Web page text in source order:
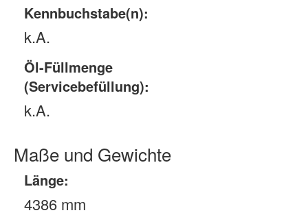
Kennbuchstabe(n):
k.A.
Öl-Füllmenge
(Servicebefüllung):
k.A.
Maße und Gewichte
Länge:
4386 mm